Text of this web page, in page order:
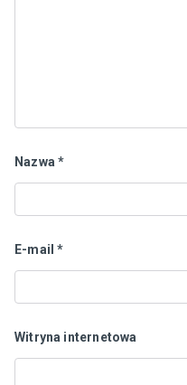
Nazwa*
E-mail*
Witryna internetowa